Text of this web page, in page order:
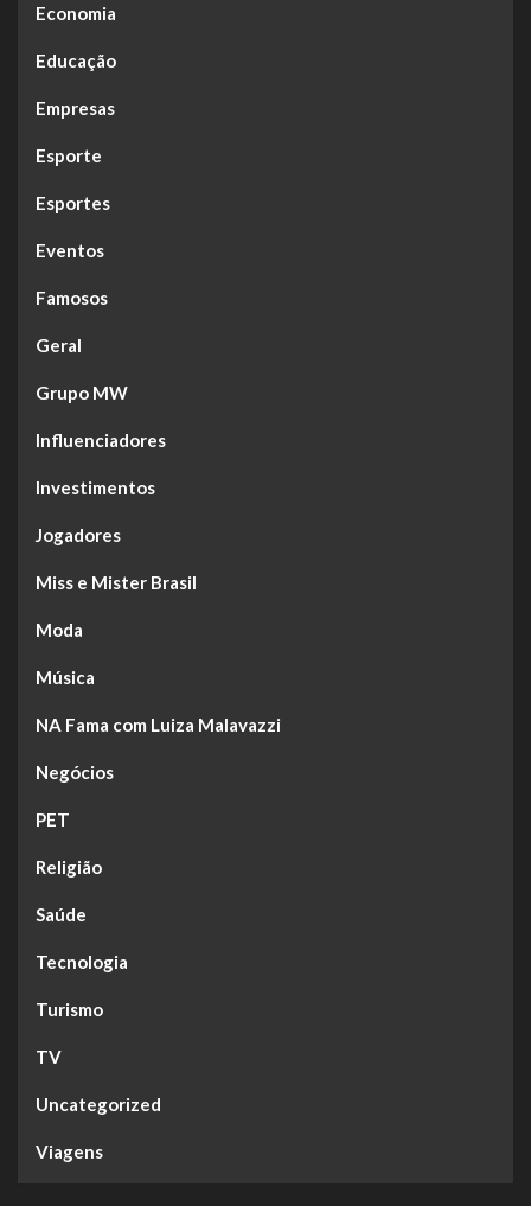
Economia
Educação
Empresas
Esporte
Esportes
Eventos
Famosos
Geral
Grupo MW
Influenciadores
Investimentos
Jogadores
Miss e Mister Brasil
Moda
Música
NA Fama com Luiza Malavazzi
Negócios
PET
Religião
Saúde
Tecnologia
Turismo
TV
Uncategorized
Viagens